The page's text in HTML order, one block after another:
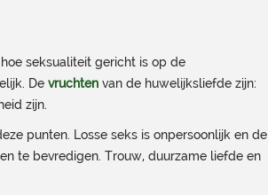
seksualiteit gericht is op de
De vruchten van de huwelijksliefde zijn:
zijn.
punten. Losse seks is onpersoonlijk en de
te bevredigen. Trouw, duurzame liefde en